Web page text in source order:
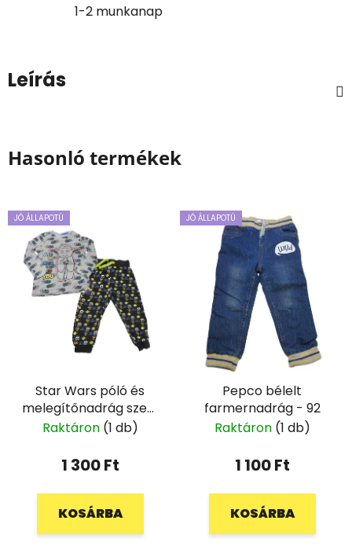
1-2 munkanap
Leírás
Hasonló termékek
JÓ ÁLLAPOTÚ
Star Wars póló és
melegítőnadrág szett
- 86
Raktáron (1 db)
1 300 Ft
KOSÁRBA
JÓ ÁLLAPOTÚ
Pepco bélelt
farmernadrág - 92
Raktáron (1 db)
1 100 Ft
KOSÁRBA